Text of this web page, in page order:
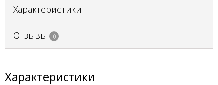
Характеристики
Отзывы 0
Характеристики